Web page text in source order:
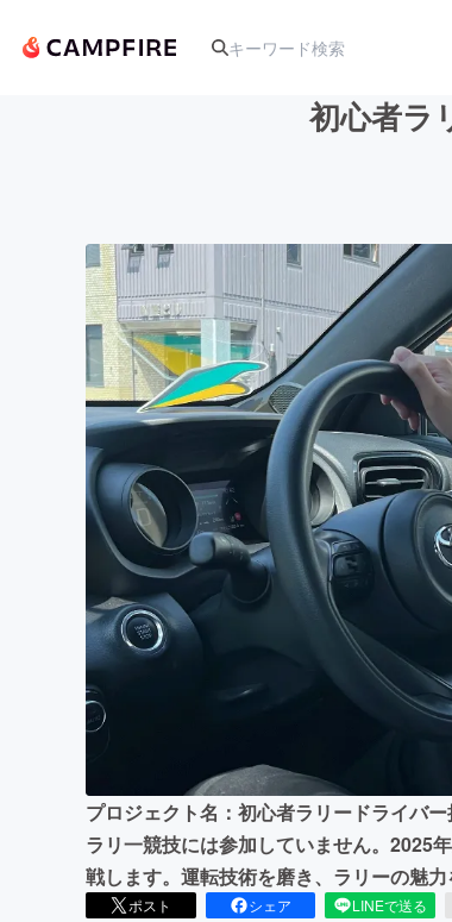
アート・写真
テクノロジー・ガジェット
映像・映画
ビジネス・起業
まちづくり・地域活性化
初心者ラ
プロジェクト名：初心者ラリードライバ
ラリ一競技には参加していません。2025
戦します。運転技術を磨き、ラリーの魅
ポスト シェア LINEで送る